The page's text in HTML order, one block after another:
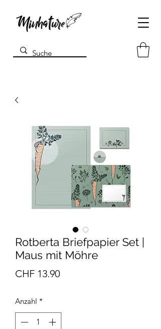
Rotberta Briefpapier Set |
Maus mit Möhre
CHF 13.90Preis
Anzahl *